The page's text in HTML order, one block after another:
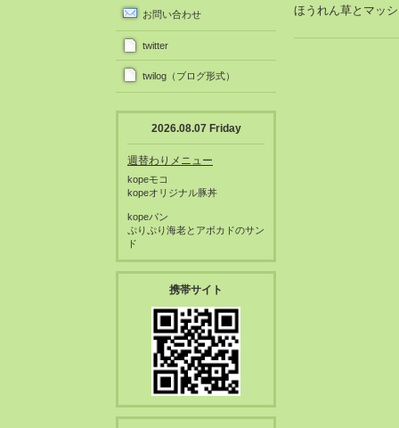
ほうれん草とマッ
お問い合わせ
twitter
twilog（ブログ形式）
2026.08.07 Friday
週替わりメニュー
kopeモコ
kopeオリジナル豚丼
kopeパン
ぷりぷり海老とアボカドのサン
ド
携帯サイト